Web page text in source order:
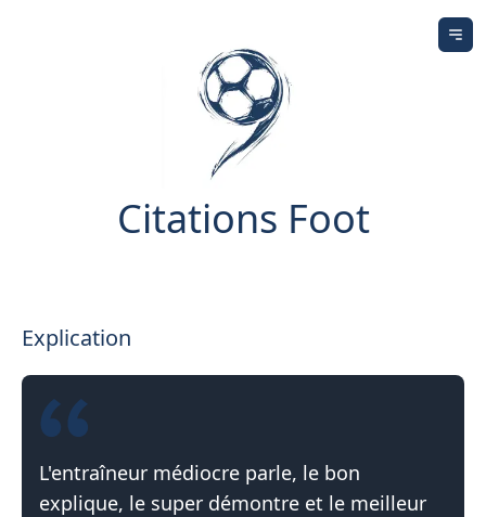
Citations Foot
Explication
L'entraîneur médiocre parle, le bon
explique, le super démontre et le meilleur